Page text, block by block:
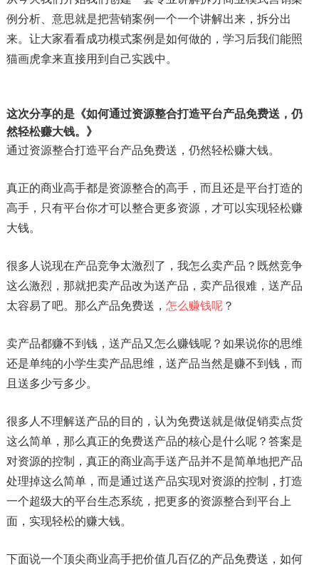
例分析、意思就是把营销案例一个一个讲解出来，拆分出
来。让大家看看成功模式案例是如何做的，学习后我们能照
猫画虎拿来直接用到自己实践中。
这次分享的是《如何通过资源整合打造平台产品免费送，仍
然轻松赚大钱。 》
通过资源整合打造平台产品免费送，仍然轻松赚大钱。
真正的商业高手都是资源整合的高手，而且还是平台打造的
高手，只有平台你才可以整合更多资源，才可以实现轻松赚
大钱。
很多人说现在产品竞争太激烈了，我怎么卖产品？既然竞争
这么激烈，那就把卖产品改为送产品，卖产品很难，送产品
太容易了吧。那么产品免费送， 怎么赚钱呢？
卖产品都赚不到钱，送产品又怎么赚钱呢？如果说你的思维
还是单纯的小学生卖产品思维，送产品当然是赚不到钱，而
且送多少亏多少。
很多人不理解送产品的目的，认为免费送就是做促销卖点货
这么简单，那么真正的免费送产品的核心是什么呢？答案是
对资源的控制，真正的商业高手送产品并不是简单地把产品
处理掉这么简单，而是通过送产品实现对资源的控制，打造
一个超级大的平台生态系统，把更多的资源整合到平台上
面，实现轻松的赚大钱。
下面说一个顶尖商业高手把价值几百亿的产品免费送，如何